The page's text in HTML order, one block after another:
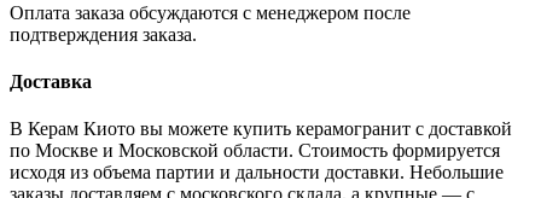
Оплата заказа обсуждаются с менеджером после
подтверждения заказа.
Доставка
В Керам Киото вы можете купить керамогранит с доставкой
по Москве и Московской области. Стоимость формируется
исходя из объема партии и дальности доставки. Небольшие